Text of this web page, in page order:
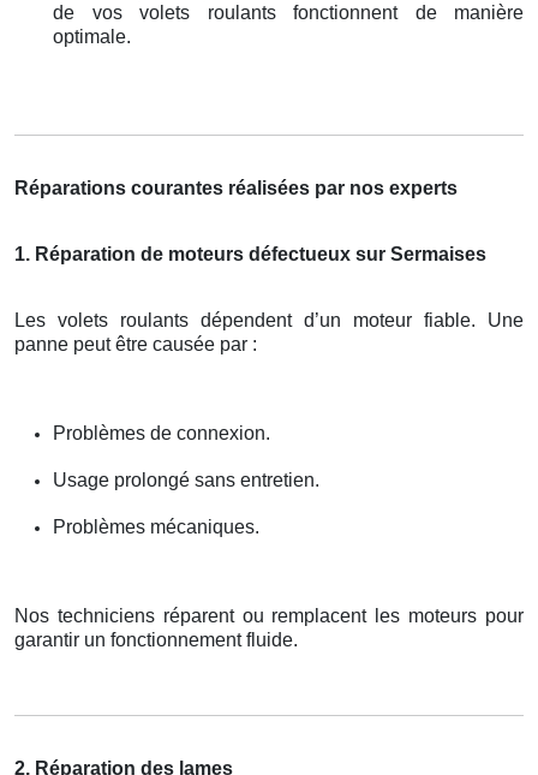
de vos volets roulants fonctionnent de manière
optimale.
Réparations courantes réalisées par nos experts
1. Réparation de moteurs défectueux sur Sermaises
Les volets roulants dépendent d’un moteur fiable. Une
panne peut être causée par :
Problèmes de connexion.
Usage prolongé sans entretien.
Problèmes mécaniques.
Nos techniciens réparent ou remplacent les moteurs pour
garantir un fonctionnement fluide.
2. Réparation des lames